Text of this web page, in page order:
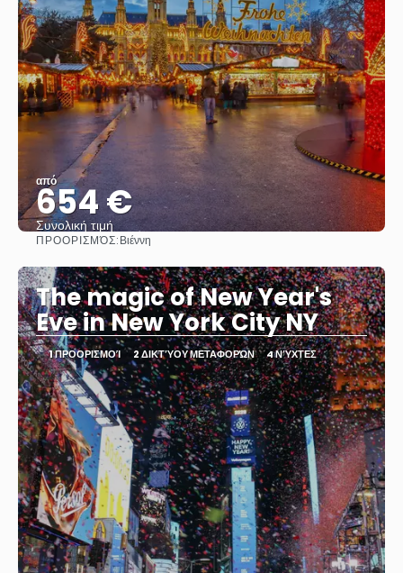
από
654 €
Συνολική τιμή
ΠΡΟΟΡΙΣΜΌΣ:Βιέννη
The magic of New Year's
Eve in New York City NY
1 ΠΡΟΟΡΙΣΜΟΊ 2 ΔΙΚΤΎΟΥ ΜΕΤΑΦΟΡΏΝ 4 ΝΎΧΤΕΣ